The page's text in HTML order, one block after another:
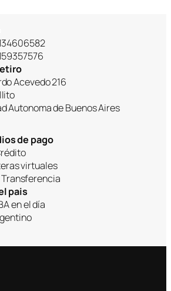
Acevedo 216
Autonoma de Buenos Aires
de pago
virtuales
pais
en el día